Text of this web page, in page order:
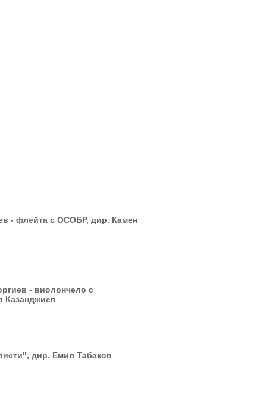
- флейта с ОСОБР, дир. Камен
- виолончело с
Казанджиев
дир. Емил Табаков